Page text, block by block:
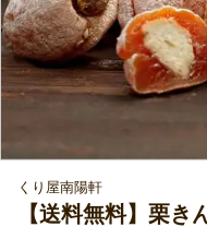
くり屋南陽軒
【送料無料】栗き